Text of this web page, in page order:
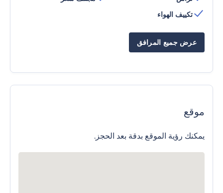
تكييف الهواء
عرض جميع المرافق
موقع
يمكنك رؤية الموقع بدقة بعد الحجز.